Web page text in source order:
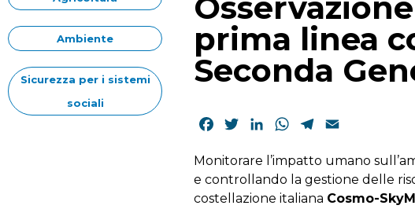
Ambiente
Sicurezza per i sistemi
sociali
prima linea
Seconda
Facebook
TwitterLinkedInWhatsApp
Telegram
Monitorare l’impatto umano
e controllando la gestione delle
costellazione italiana Cosmo-